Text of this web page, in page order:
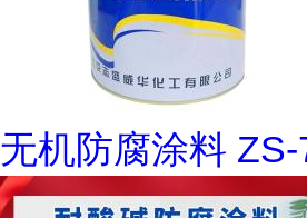
无机防腐涂料